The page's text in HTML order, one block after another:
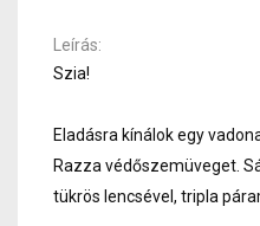
Leírás
Szia!
Eladásra kínálok egy
Razza védőszemüveget.
tükrös lencsével, tripla